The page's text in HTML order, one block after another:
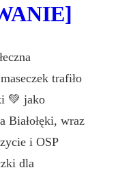
trafiło
💚 jako
Białołęki, wraz
i OSP
dla